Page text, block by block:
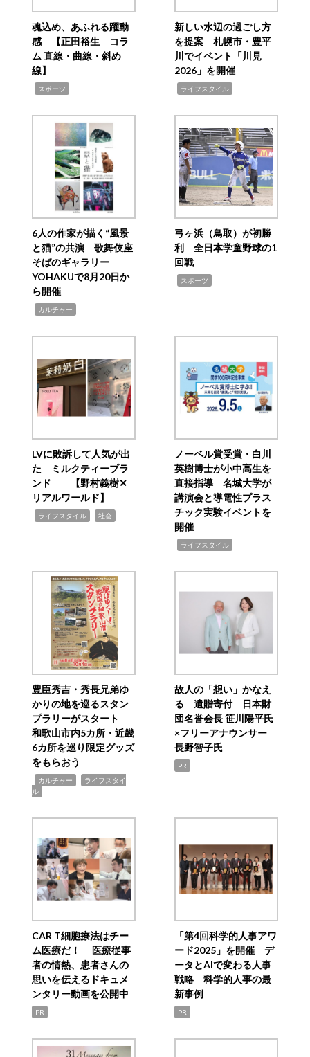
魂込め、あふれる躍動
感 【正田裕生 コラ
ム 直線・曲線・斜め
線】
スポーツ
新しい水辺の過ごし方
を提案 札幌市・豊平
川でイベント「川見
2026」を開催
ライフスタイル
6人の作家が描く“風景
と猫”の共演 歌舞伎座
そばのギャラリー
YOHAKUで8月20日か
ら開催
カルチャー
弓ヶ浜（鳥取）が初勝
利 全日本学童野球の1
回戦
スポーツ
LVに敗訴して人気が出
た ミルクティーブラ
ンド 【野村義樹✕
リアルワールド】
ライフスタイル 社会
ノーベル賞受賞・白川
英樹博士が小中高生を
直接指導 名城大学が
講演会と導電性プラス
チック実験イベントを
開催
ライフスタイル
豊臣秀吉・秀長兄弟ゆ
かりの地を巡るスタン
プラリーがスタート
和歌山市内5カ所・近畿
6カ所を巡り限定グッズ
をもらおう
カルチャー
ライフスタイ
ル
故人の「想い」かなえ
る 遺贈寄付 日本財
団名誉会長 笹川陽平氏
×フリーアナウンサー
長野智子氏
PR
CAR T細胞療法はチー
ム医療だ！ 医療従事
者の情熱、患者さんの
思いを伝えるドキュメ
ンタリー動画を公開中
PR
「第4回科学的人事アワ
ード2025」を開催 デ
ータとAIで変わる人事
戦略 科学的人事の最
新事例
PR